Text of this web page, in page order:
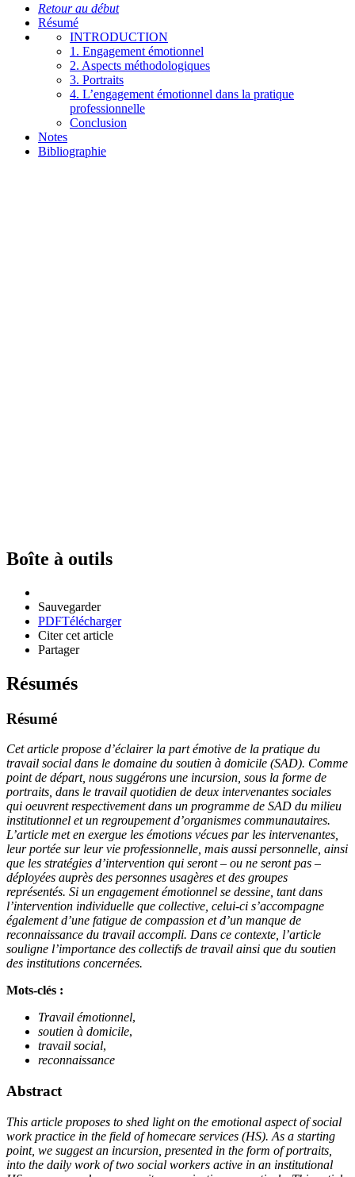
Retour au début
Résumé
INTRODUCTION
1. Engagement émotionnel
2. Aspects méthodologiques
3. Portraits
4. L’engagement émotionnel dans la pratique
professionnelle
Conclusion
Notes
Bibliographie
Boîte à outils
Sauvegarder
PDFTélécharger
Citer cet article
Partager
Résumés
Résumé
Cet article propose d’éclairer la part émotive de la pratique du
travail social dans le domaine du soutien à domicile (SAD). Comme
point de départ, nous suggérons une incursion, sous la forme de
portraits, dans le travail quotidien de deux intervenantes sociales
qui oeuvrent respectivement dans un programme de SAD du milieu
institutionnel et un regroupement d’organismes communautaires.
L’article met en exergue les émotions vécues par les intervenantes,
leur portée sur leur vie professionnelle, mais aussi personnelle, ainsi
que les stratégies d’intervention qui seront – ou ne seront pas –
déployées auprès des personnes usagères et des groupes
représentés. Si un engagement émotionnel se dessine, tant dans
l’intervention individuelle que collective, celui-ci s’accompagne
également d’une fatigue de compassion et d’un manque de
reconnaissance du travail accompli. Dans ce contexte, l’article
souligne l’importance des collectifs de travail ainsi que du soutien
des institutions concernées.
Mots-clés :
Travail émotionnel,
soutien à domicile,
travail social,
reconnaissance
Abstract
This article proposes to shed light on the emotional aspect of social
work practice in the field of homecare services (HS). As a starting
point, we suggest an incursion, presented in the form of portraits,
into the daily work of two social workers active in an institutional